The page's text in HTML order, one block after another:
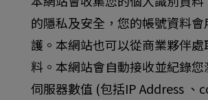
的隱私及安全，您的帳號資料會
護。本網站也可以從商業夥伴處
料。本網站會自動接收並紀錄您
伺服器數值 (包括IP Address 、